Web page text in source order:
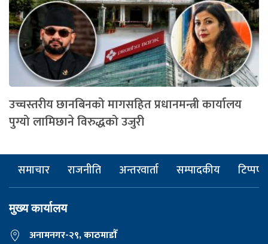
उच्चस्तरीय छानबिनको मागसहित प्रधानमन्त्री कार्यालय
पुग्यो लामिछाने विरुद्धको उजुरी
समाचार राजनीति अन्तरवार्ता सम्पादकीय टिप्पणी
मुख्य कार्यालय
अनामनगर-२९, काठमाडाैँ